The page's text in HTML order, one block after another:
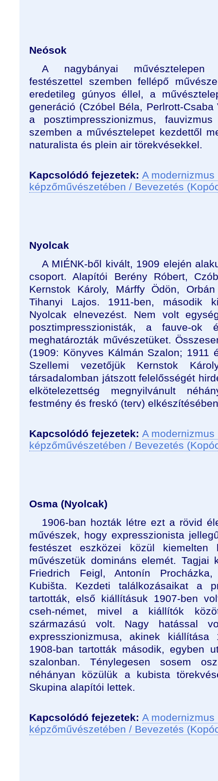
Neósok
A nagybányai művésztelepen
festészettel szemben fellépő
eredetileg gúnyos éllel, a
generáció (Czóbel Béla, Perlrott-
a posztimpresszionizmus,
szemben a művésztelepet kezdettől
naturalista és plein air törekvésekkel.
Kapcsolódó fejezetek: A
képzőművészetében / Bevezetés
Nyolcak
A MIÉNK-ből kivált, 1909 elején
csoport. Alapítói Berény Róbert,
Kernstok Károly, Márffy Ödön,
Tihanyi Lajos. 1911-ben, második
Nyolcak elnevezést. Nem volt
posztimpresszionisták, a fauve-
meghatározták művészetüket.
(1909: Könyves Kálmán Szalon; 1911
Szellemi vezetőjük Kernstok
társadalomban játszott felelősségét
elkötelezettség megnyilvánult
festmény és freskó (terv)
Kapcsolódó fejezetek: A
képzőművészetében / Bevezetés
Osma (Nyolcak)
1906-ban hozták létre ezt a rövid
művészek, hogy expresszionista
festészet eszközei közül
művészetük domináns elemét. Tagjai
Friedrich Feigl, Antonín
Kubišta. Kezdeti találkozásaikat a
tartották, első kiállításuk 1907-ben
cseh-német, mivel a kiállítók
származású volt. Nagy hatással
expresszionizmusa, akinek kiállítása
1908-ban tartották második, egyben
szalonban. Ténylegesen sosem
néhányan közülük a kubista
Skupina alapítói lettek.
Kapcsolódó fejezetek: A
képzőművészetében / Bevezetés